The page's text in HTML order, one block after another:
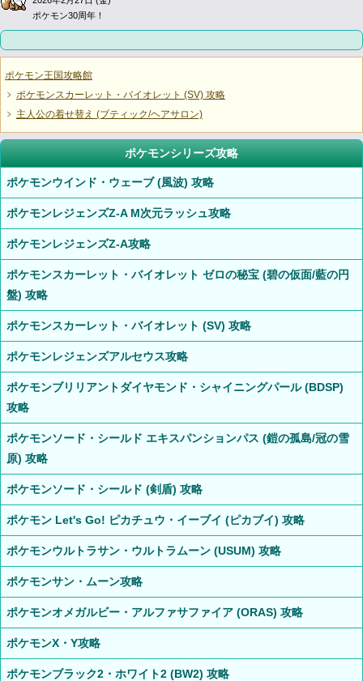
ポケモン30周年！
ポケモン王国攻略館
ポケモンスカーレット・バイオレット (SV) 攻略
主人公の着せ替え (ブティック/ヘアサロン)
ポケモンシリーズ攻略
ポケモンウインド・ウェーブ (風波) 攻略
ポケモンレジェンズZ-A M次元ラッシュ攻略
ポケモンレジェンズZ-A攻略
ポケモンスカーレット・バイオレット ゼロの秘宝 (碧の仮面/藍の円
盤) 攻略
ポケモンスカーレット・バイオレット (SV) 攻略
ポケモンレジェンズアルセウス攻略
ポケモンブリリアントダイヤモンド・シャイニングパール (BDSP)
攻略
ポケモンソード・シールド エキスパンションパス (鎧の孤島/冠の雪
原) 攻略
ポケモンソード・シールド (剣盾) 攻略
ポケモン Let's Go! ピカチュウ・イーブイ (ピカブイ) 攻略
ポケモンウルトラサン・ウルトラムーン (USUM) 攻略
ポケモンサン・ムーン攻略
ポケモンオメガルビー・アルファサファイア (ORAS) 攻略
ポケモンX・Y攻略
ポケモンブラック2・ホワイト2 (BW2) 攻略